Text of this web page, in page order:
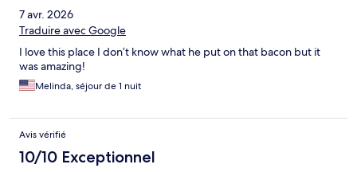
7 avr. 2026
Traduire avec Google
I love this place I don’t know what he put on that bacon but it
was amazing!
Melinda, séjour de 1 nuit
Avis vérifié
10/10 Exceptionnel